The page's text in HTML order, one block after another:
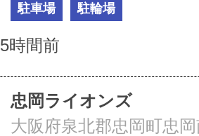
駐車場 駐輪場
5時間前
忠岡ライオンズ
大阪府泉北郡忠岡町忠